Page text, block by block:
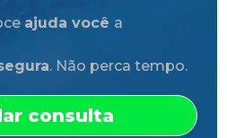
ajuda você a
. Não perca tempo.
consulta